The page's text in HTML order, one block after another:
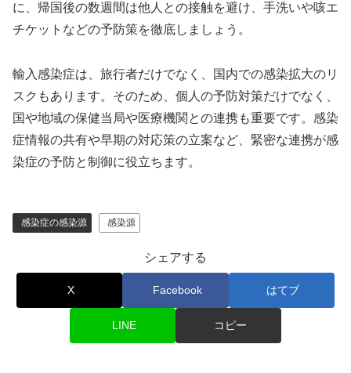
に、帰国後の数週間は他人との接触を避け、手洗いや咳エ
チケットなどの予防策を徹底しましょう。
輸入感染症は、旅行者だけでなく、国内での感染拡大のリ
スクもあります。そのため、個人の予防対策だけでなく、
国や地域の保健当局や医療機関との連携も重要です。感染
症情報の共有や早期の対応策の立案など、緊密な連携が感
染症の予防と制御に役立ちます。
感染症の感染源 感染源
シェアする
X Facebook はてブ
LINE コピー